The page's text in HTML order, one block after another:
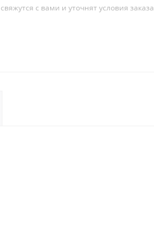
с вами и уточнят условия заказа